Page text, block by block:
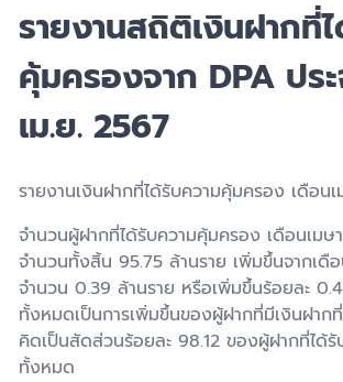
รายงานสถิติเงินฝากที่
คุ้มครองจาก DPA ปร
เม.ย. 2567
รายงานเงินฝากที่ได้รับความคุ้มครอง เดือน
จำนวนผู้ฝากที่ได้รับความคุ้มครอง เดือนเมษ
จำนวนทั้งสิ้น 95.75 ล้านราย เพิ่มขึ้นจากเดื
จำนวน 0.39 ล้านราย หรือเพิ่มขึ้นร้อยละ
ทั้งหมดเป็นการเพิ่มขึ้นของผู้ฝากที่มีเงินฝาก
คิดเป็นสัดส่วนร้อยละ 98.12 ของผู้ฝากที่ได้
ทั้งหมด